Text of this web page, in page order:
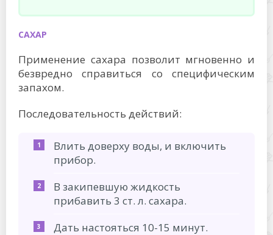
САХАР
Применение сахара позволит мгновенно и
безвредно справиться со специфическим
запахом.
Последовательность действий:
Влить доверху воды, и включить
прибор.
В закипевшую жидкость
прибавить 3 ст. л. сахара.
Дать настояться 10-15 минут.